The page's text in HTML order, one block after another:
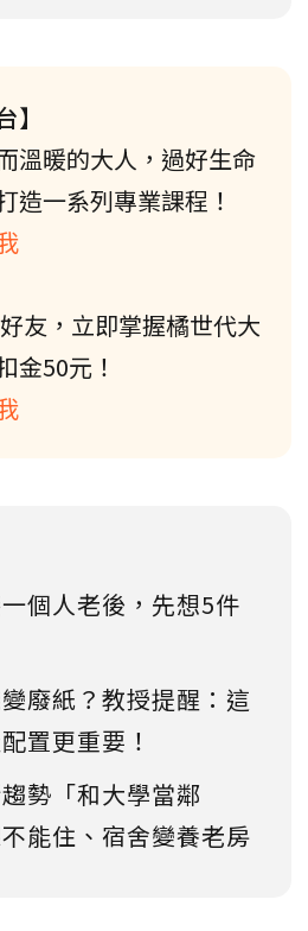
】
溫暖的大人，過好生命
造一系列專業課程！
友，立即掌握橘世代大
金50元！
個人老後，先想5件
廢紙？教授提醒：這
置更重要！
勢「和大學當鄰
能住、宿舍變養老房